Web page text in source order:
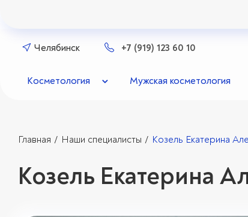
Челябинск +7 (919) 123 60 10
Косметология Мужская косметология
Главная / Наши специалисты / Козель Екатерина
Козель Екатерина